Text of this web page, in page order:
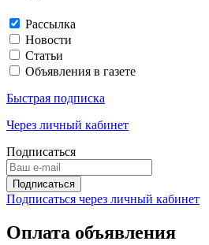
Рассылка
Новости
Статьи
Объявления в газете
Быстрая подписка
Через личный кабинет
Подписаться
Подписаться через личный кабинет
Оплата объявления